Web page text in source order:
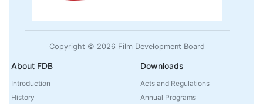
Copyright © 2026 Film Development Board
About FDB
Introduction
History
Downloads
Acts and Regulations
Annual Programs